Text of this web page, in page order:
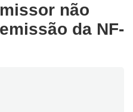
não
da NF-